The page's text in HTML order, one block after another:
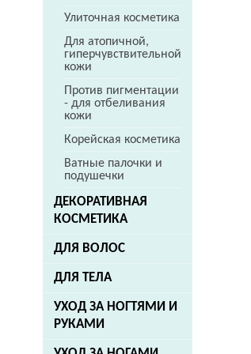
Улиточная косметика
Для атопичной,
гиперчувствительной
кожи
Против пигментации
- для отбеливания
кожи
Корейская косметика
Ватные палочки и
подушечки
ДЕКОРАТИВНАЯ
КОСМЕТИКА
ДЛЯ ВОЛОС
ДЛЯ ТЕЛА
УХОД ЗА НОГТЯМИ И
РУКАМИ